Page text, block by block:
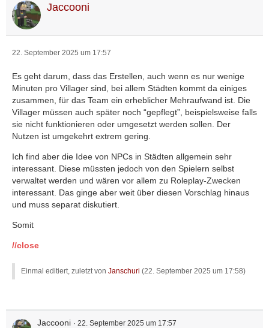
Jaccooni
22. September 2025 um 17:57
Es geht darum, dass das Erstellen, auch wenn es nur wenige
Minuten pro Villager sind, bei allem Städten kommt da einiges
zusammen, für das Team ein erheblicher Mehraufwand ist. Die
Villager müssen auch später noch “gepflegt”, beispielsweise falls
sie nicht funktionieren oder umgesetzt werden sollen. Der
Nutzen ist umgekehrt extrem gering.
Ich find aber die Idee von NPCs in Städten allgemein sehr
interessant. Diese müssten jedoch von den Spielern selbst
verwaltet werden und wären vor allem zu Roleplay-Zwecken
interessant. Das ginge aber weit über diesen Vorschlag hinaus
und muss separat diskutiert.
Somit
//close
Einmal editiert, zuletzt von Janschuri (22. September 2025 um 17:58)
Jaccooni 22. September 2025 um 17:57